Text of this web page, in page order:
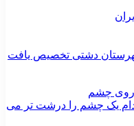
یک چشم را درشت تر می